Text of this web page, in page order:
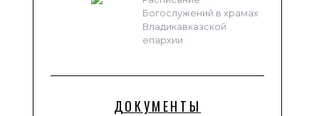
Богослужений в храмах
Владикавказской
епархии
ДОКУМЕНТЫ